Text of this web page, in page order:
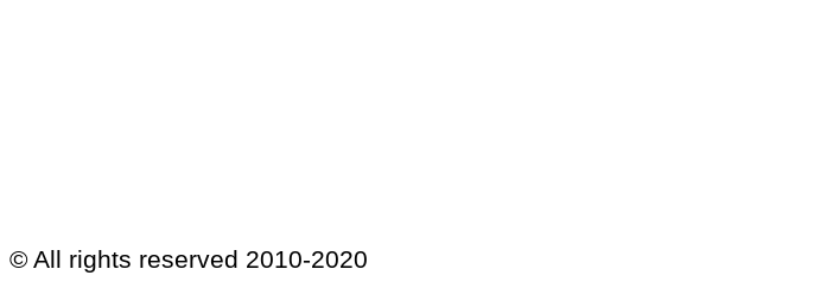
© All rights reserved 2010-2020